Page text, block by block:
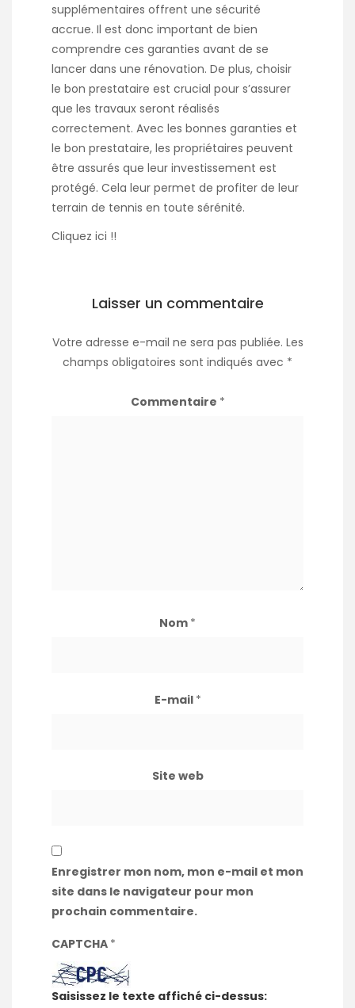
supplémentaires offrent une sécurité
accrue. Il est donc important de bien
comprendre ces garanties avant de se
lancer dans une rénovation. De plus, choisir
le bon prestataire est crucial pour s’assurer
que les travaux seront réalisés
correctement. Avec les bonnes garanties et
le bon prestataire, les propriétaires peuvent
être assurés que leur investissement est
protégé. Cela leur permet de profiter de leur
terrain de tennis en toute sérénité.
Cliquez ici !!
Laisser un commentaire
Votre adresse e-mail ne sera pas publiée. Les
champs obligatoires sont indiqués avec *
Commentaire *
Nom *
E-mail *
Site web
Enregistrer mon nom, mon e-mail et mon
site dans le navigateur pour mon
prochain commentaire.
CAPTCHA *
Saisissez le texte affiché ci-dessus: